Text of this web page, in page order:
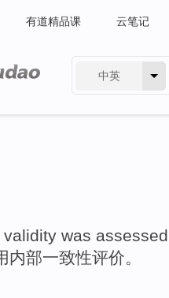
有道精品课 云笔记
中英
validity was
内部一致性评价。